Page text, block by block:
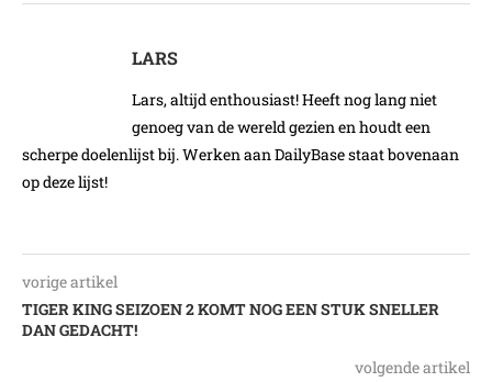
LARS
Lars, altijd enthousiast! Heeft nog lang niet
genoeg van de wereld gezien en houdt een
scherpe doelenlijst bij. Werken aan DailyBase staat bovenaan
op deze lijst!
vorige artikel
TIGER KING SEIZOEN 2 KOMT NOG EEN STUK SNELLER
DAN GEDACHT!
volgende artikel